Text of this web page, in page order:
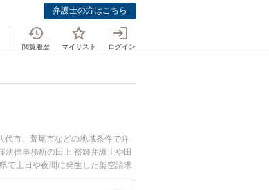
弁護士の方はこちら
閲覧履歴 マイリスト ログイン
市、荒尾市などの地域条件で弁
律事務所の田上 裕輝弁護士や田
で土日や夜間に発生した架空請求
律相談できる熊本県内の弁護士に